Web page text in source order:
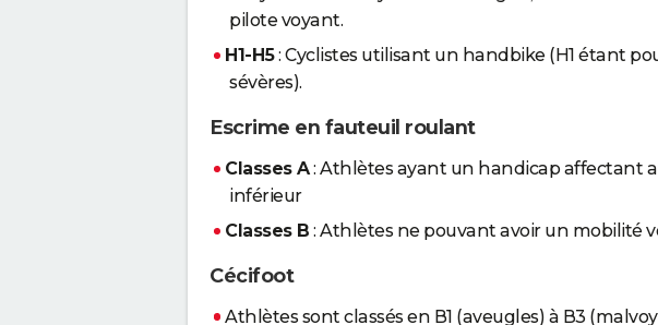
pilote voyant.
H1-H5: Cyclistes utilisant un handbike (H1 étant
sévères).
Escrime en fauteuil roulant
Classes A: Athlètes ayant un handicap affectant
inférieur
Classes B : Athlètes ne pouvant avoir un mobilité
Cécifoot
Athlètes sont classés en B1 (aveugles) à B3